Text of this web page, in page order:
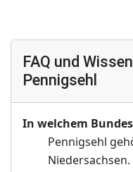
FAQ und
Pennigsehl
In welchem
Pennigsehl
Niedersachsen.